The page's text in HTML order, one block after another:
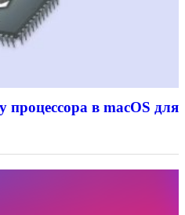
процессора в macOS для